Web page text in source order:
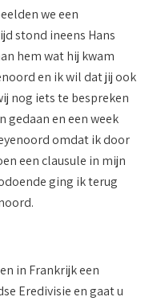
we een
stond ineens Hans
hem wat hij kwam
en ik wil dat jij ook
nog iets te bespreken
gedaan en een week
omdat ik door
een clausule in mijn
ging ik terug
in Frankrijk een
Eredivisie en gaat u